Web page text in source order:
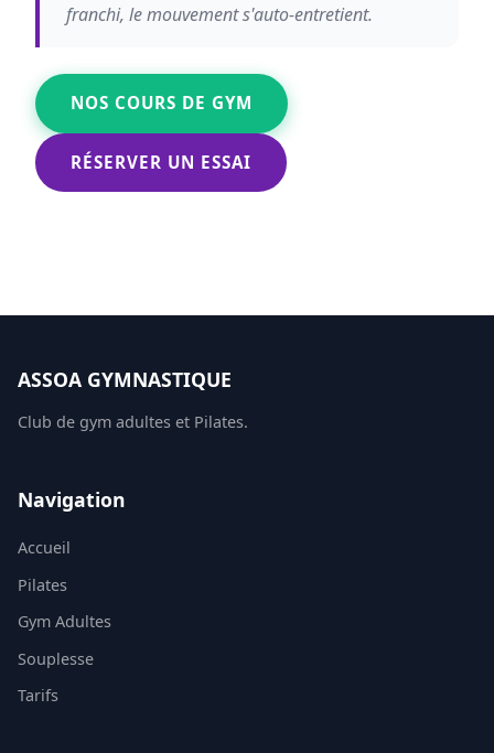
franchi, le mouvement s'auto-entretient.
NOS COURS DE GYM
RÉSERVER UN ESSAI
ASSOA GYMNASTIQUE
Club de gym adultes et Pilates.
Navigation
Accueil
Pilates
Gym Adultes
Souplesse
Tarifs